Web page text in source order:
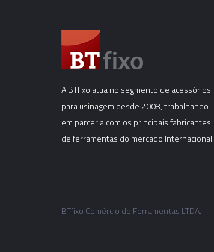
A BTfixo atua no segmento de acessórios
para usinagem desde 2008, trabalhando
em parceria com os principais fabricantes
de ferramentas do mercado Internacional.
BTfixo Comércio de Ferramentas LTDA.